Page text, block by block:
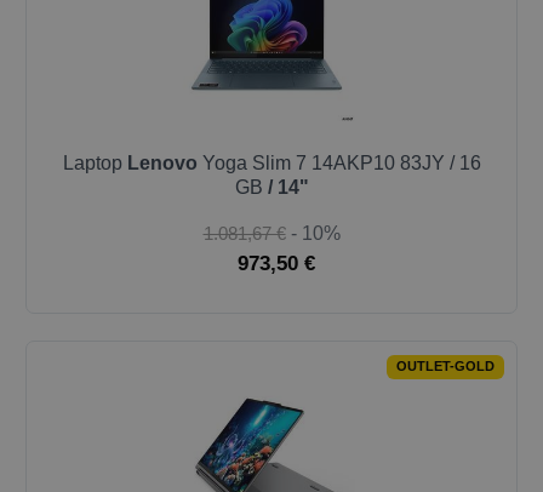
Laptop Lenovo Yoga Slim 7 14AKP10 83JY / 16
GB / 14"
1.081,67 € - 10%
973,50 €
OUTLET-GOLD